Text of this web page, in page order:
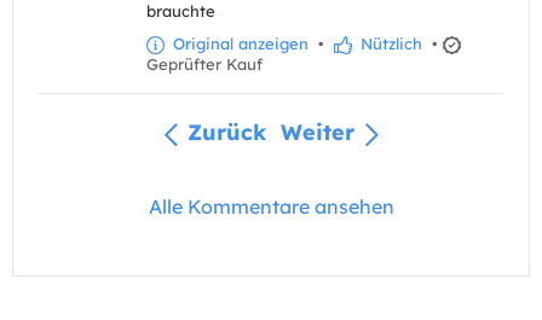
brauchte
Original anzeigen • Nützlich •
Geprüfter Kauf
Zurück Weiter
Alle Kommentare ansehen